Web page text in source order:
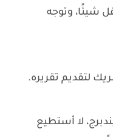
شيئًا، وتوجه
لتقديم تقريره.
لا أستطيع